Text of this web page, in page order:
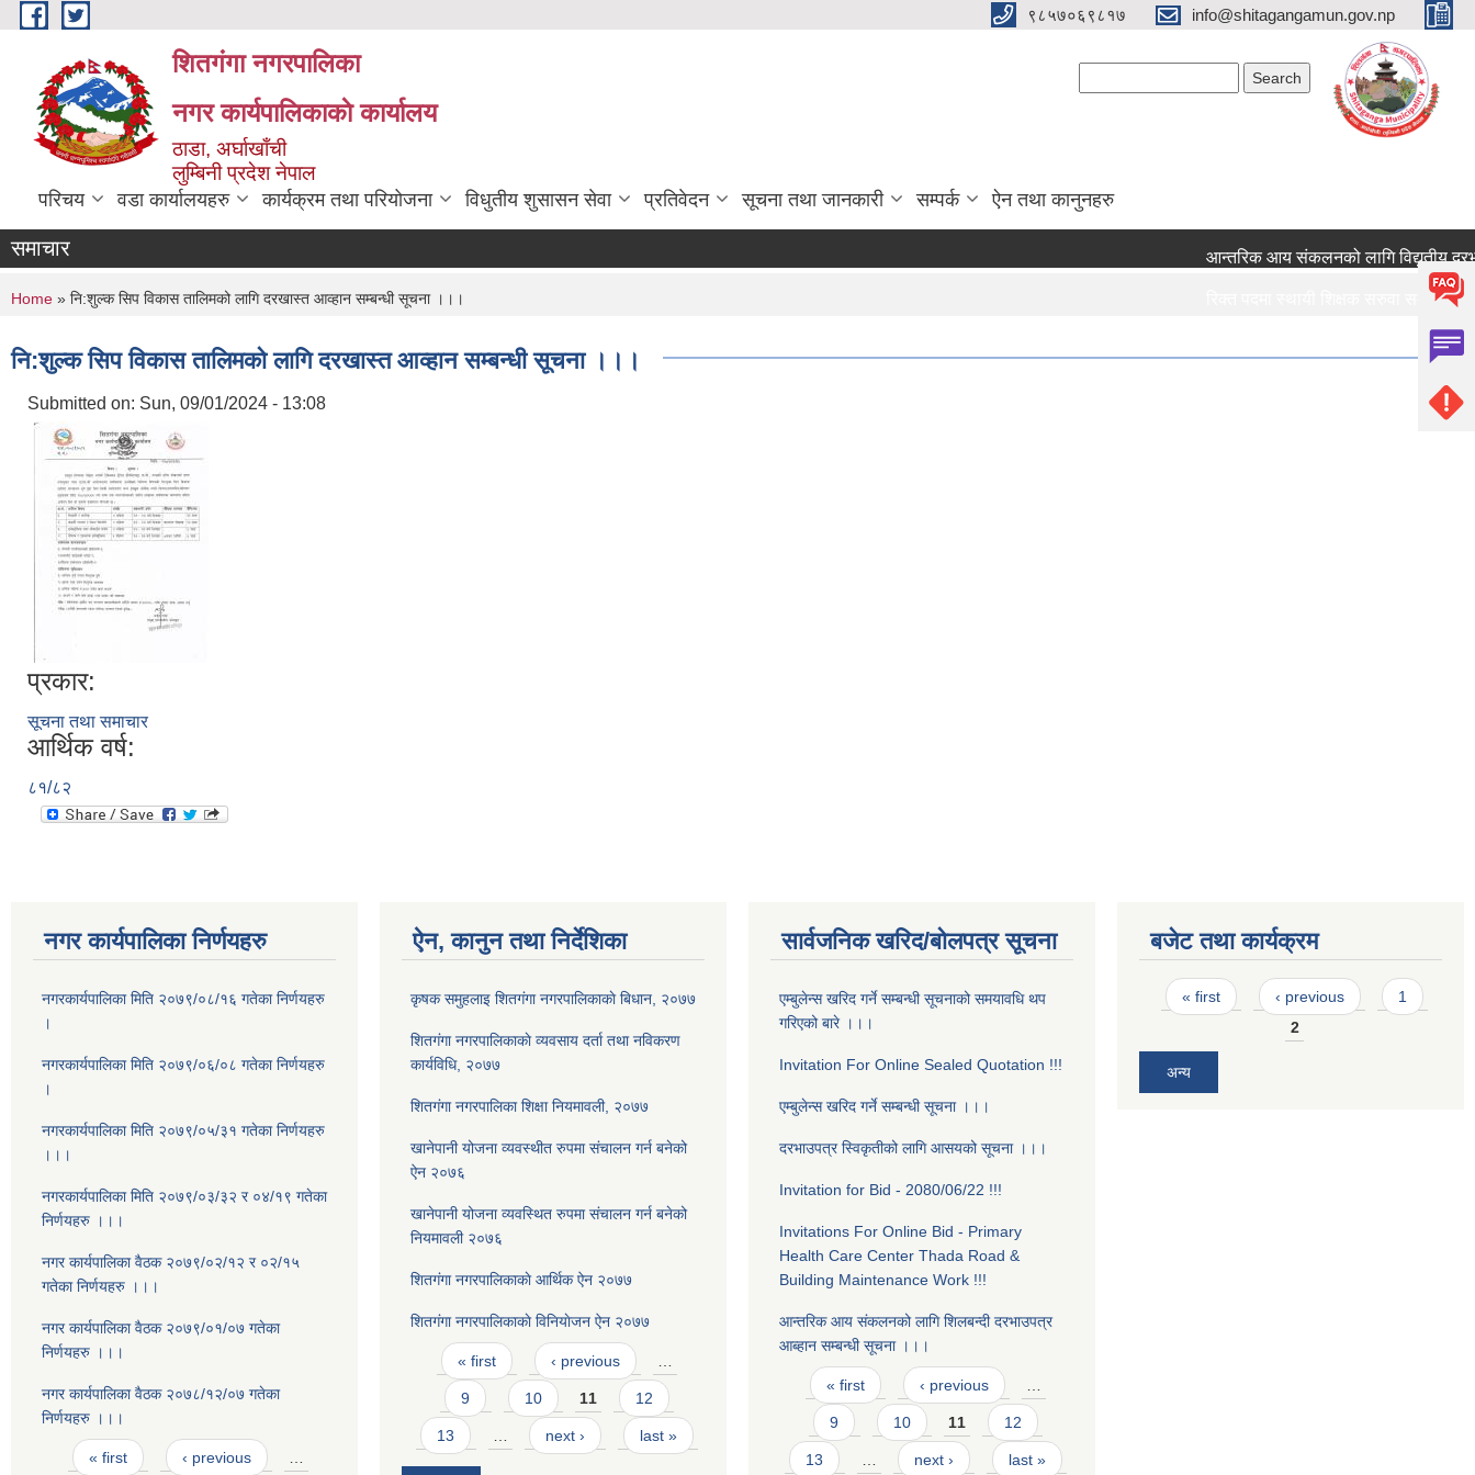
Skip to main content ९८५७०६९८१७ info@shitagangamun.gov.np
शितगंगा नगरपालिका
नगर कार्यपालिकाकाे कार्यालय
ठाडा, अर्घाखाँची
लुम्बिनी प्रदेश नेपाल
परिचय वडा कार्यालयहरु कार्यक्रम तथा परियोजना विधुतीय शुसासन सेवा प्रतिवेदन सूचना तथा जानकारी सम्पर्क ऐन तथा कानुनहरु
समाचार आन्तरिक आय संकलनको लागि विद्युतीय
रिक्त पदमा स्थायी शिक्षक सरुवा सम्बन्धमा ।।।
रिक्त पदमा स्थायी शिक्षक सरुवा सम्बन्धमा ।।।
You are here
Home » नि:शुल्क सिप विकास तालिमको लागि दरखास्त आव्हान सम्बन्धी सूचना ।।।
नि:शुल्क सिप विकास तालिमको लागि दरखास्त आव्हान सम्बन्धी सूचना ।।।
Submitted on: Sun, 09/01/2024 - 13:08
प्रकार:
सूचना तथा समाचार
आर्थिक वर्ष:
८१/८२
नगर कार्यपालिका निर्णयहरु
नगरकार्यपालिका मिति २०७९/०८/१६ गतेका निर्णयहरु
।
नगरकार्यपालिका मिति २०७९/०६/०८ गतेका निर्णयहरु
।
नगरकार्यपालिका मिति २०७९/०५/३१ गतेका निर्णयहरु
।।।
नगरकार्यपालिका मिति २०७९/०३/३२ र ०४/१९ गतेका
निर्णयहरु ।।।
नगर कार्यपालिका वैठक २०७९/०२/१२ र ०२/१५
गतेका निर्णयहरु ।।।
नगर कार्यपालिका वैठक २०७९/०१/०७ गतेका
निर्णयहरु ।।।
नगर कार्यपालिका वैठक २०७८/१२/०७ गतेका
निर्णयहरु ।।।
Pages
« first ‹ previous
ऐन, कानुन तथा निर्देशिका
कृषक समुहलाइ शितग‌ंगा नगरपालिकाकाे बिधान, २०७७
शितगंगा नगरपालिकाकाे व्यवसाय दर्ता तथा नविकरण
कार्यविधि, २०७७
शितगंगा नगरपालिका शिक्षा नियमावली, २०७७
खानेपानी योजना व्यवस्थीत रुपमा संचालन गर्न बनेको
ऐन २०७६
खानेपानी योजना व्यवस्थित रुपमा संचालन गर्न बनेको
नियमावली २०७६
शितगंगा नगरपालिकाकाे आर्थिक ऐन २०७७
शितगंगा नगरपालिकाकाे विनियाेजन ऐन २०७७
Pages
« first ‹ previous
9 10 11 12
13 next › last »
सार्वजनिक खरिद/बोलपत्र सूचना
एम्बुलेन्स खरिद गर्ने सम्बन्धी सूचनाको समयावधि थप
गरिएको बारे ।।।
Invitation For Online Sealed Quotation !!!
एम्बुलेन्स खरिद गर्ने सम्बन्धी सूचना ।।।
दरभाउपत्र स्विकृतीको लागि आसयको सूचना ।।।
Invitation for Bid - 2080/06/22 !!!
Invitations For Online Bid - Primary
Health Care Center Thada Road &
Building Maintenance Work !!!
आन्तरिक आय स‌ंकलनको लागि शिलबन्दी दरभाउपत्र
आब्हान सम्बन्धी सूचना ।।।
Pages
« first ‹ previous
9 10 11 12
13 next › last »
बजेट तथा कार्यक्रम
Pages
« first ‹ previous
1
2
अन्य